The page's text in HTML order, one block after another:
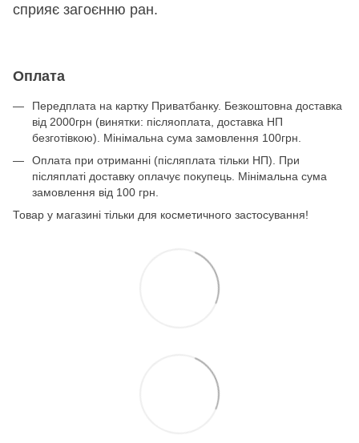
сприяє загоєнню ран.
Оплата
Передплата на картку Приватбанку. Безкоштовна доставка
від 2000грн (винятки: післяоплата, доставка НП
безготівкою). Мінімальна сума замовлення 100грн.
Оплата при отриманні (післяплата тільки НП). При
післяплаті доставку оплачує покупець. Мінімальна сума
замовлення від 100 грн.
Товар у магазині тільки для косметичного застосування!